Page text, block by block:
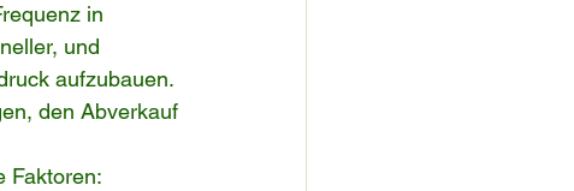
in
und
aufzubauen.
den Abverkauf
Faktoren: